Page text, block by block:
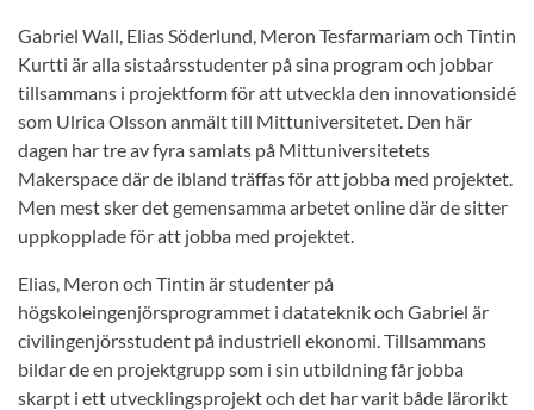
Gabriel Wall, Elias Söderlund, Meron Tesfarmariam och Tintin
Kurtti är alla sistaårsstudenter på sina program och jobbar
tillsammans i projektform för att utveckla den innovationsidé
som Ulrica Olsson anmält till Mittuniversitetet. Den här
dagen har tre av fyra samlats på Mittuniversitetets
Makerspace där de ibland träffas för att jobba med projektet.
Men mest sker det gemensamma arbetet online där de sitter
uppkopplade för att jobba med projektet.
Elias, Meron och Tintin är studenter på
högskoleingenjörsprogrammet i datateknik och Gabriel är
civilingenjörsstudent på industriell ekonomi. Tillsammans
bildar de en projektgrupp som i sin utbildning får jobba
skarpt i ett utvecklingsprojekt och det har varit både lärorikt